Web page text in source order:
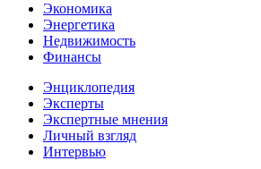
Экономика
Энергетика
Недвижимость
Финансы
Энциклопедия
Эксперты
Экспертные мнения
Личный взгляд
Интервью